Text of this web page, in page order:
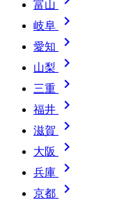
富山
岐阜 
愛知 
山梨 
三重 
福井 
滋賀 
大阪 
兵庫 
京都 